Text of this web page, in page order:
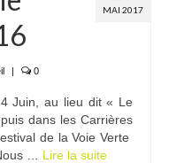
MAI 2017
| 0
Juin, au lieu dit « Le
dans les Carrières
de la Voie Verte
… Lire la suite­­